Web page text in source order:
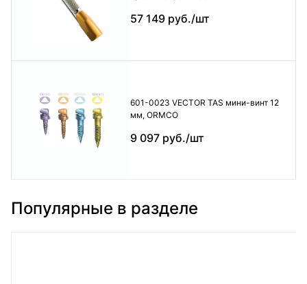
57 149 руб./шт
601-0023 VECTOR TAS мини-винт 12
мм, ORMCO
9 097 руб./шт
Популярные в разделе